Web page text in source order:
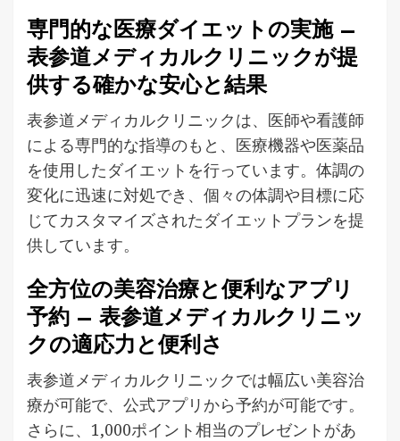
専門的な医療ダイエットの実施 –
表参道メディカルクリニックが提
供する確かな安心と結果
表参道メディカルクリニックは、医師や看護師
による専門的な指導のもと、医療機器や医薬品
を使用したダイエットを行っています。体調の
変化に迅速に対処でき、個々の体調や目標に応
じてカスタマイズされたダイエットプランを提
供しています。
全方位の美容治療と便利なアプリ
予約 – 表参道メディカルクリニッ
クの適応力と便利さ
表参道メディカルクリニックでは幅広い美容治
療が可能で、公式アプリから予約が可能です。
さらに、1,000ポイント相当のプレゼントがあ